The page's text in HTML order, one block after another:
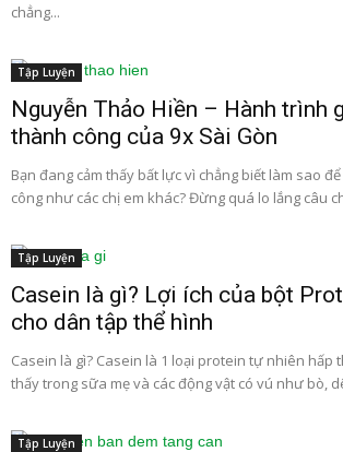
chẳng...
Tập Luyện
Nguyễn Thảo Hiền – Hành trình
thành công của 9x Sài Gòn
Bạn đang cảm thấy bất lực vì chẳng biết làm sao
công như các chị em khác? Đừng quá lo lắng câu
Tập Luyện
Casein là gì? Lợi ích của bột
cho dân tập thể hình
Casein là gì? Casein là 1 loại protein tự nhiên hấp
thấy trong sữa mẹ và các động vật có vú như bò,
Tập Luyện